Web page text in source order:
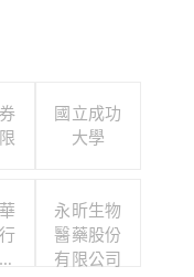
國立成功
大學
永昕生物
醫藥股份
有限公司